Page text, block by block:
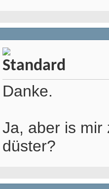
Danke.
Ja, aber is
düster?